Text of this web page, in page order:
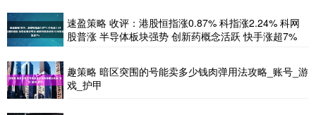
速盈策略 收评：港股恒指涨0.87% 科指涨2.24% 科网
股普涨 半导体板块强势 创新药概念活跃 快手涨超7%
趣策略 暗区突围的号能卖多少钱肉弹用法攻略_账号_游
戏_护甲